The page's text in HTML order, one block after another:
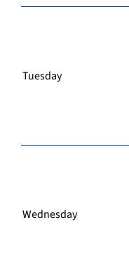
Tuesday
Wednesday